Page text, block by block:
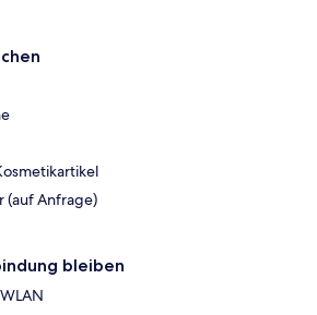
(auf Anfrage)
bleiben